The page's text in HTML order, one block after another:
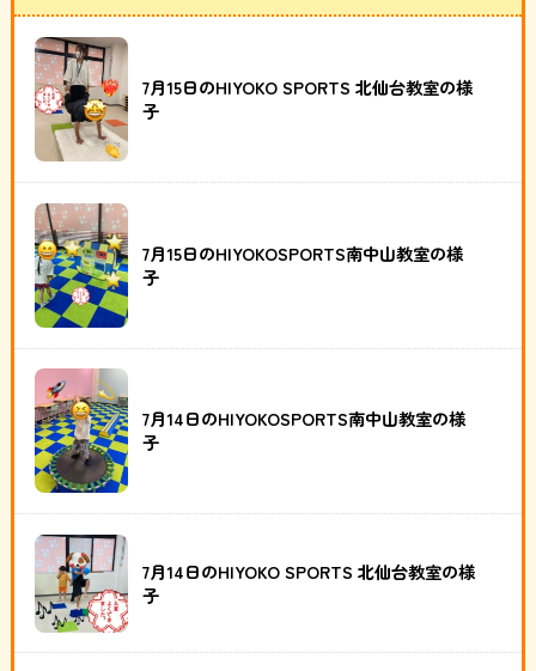
7月15日のHIYOKO SPORTS 北仙台教室の様
子
7月15日のHIYOKOSPORTS南中山教室の様
子
7月14日のHIYOKOSPORTS南中山教室の様
子
7月14日のHIYOKO SPORTS 北仙台教室の様
子